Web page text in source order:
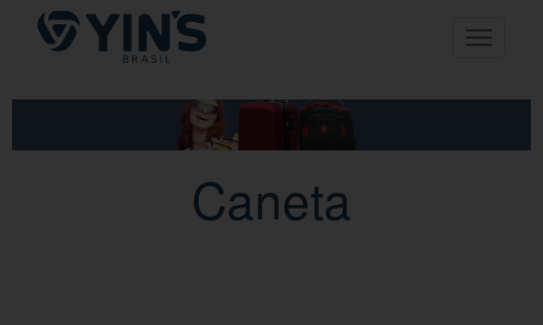
Pular
para
conteúdo
Toggle
Caneta